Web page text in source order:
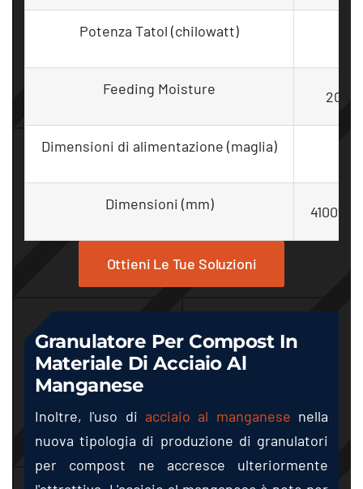
Potenza Tatol (chilowatt)
Feeding Moisture 20%-
Dimensioni di alimentazione (maglia)
Dimensioni (mm)
Ottieni Le Tue Soluzioni
Granulatore Per Compost In
Materiale Di Acciaio Al
Manganese
Inoltre, l'uso di acciaio al manganese nella
nuova tipologia di produzione di granulatori
per compost ne accresce ulteriormente